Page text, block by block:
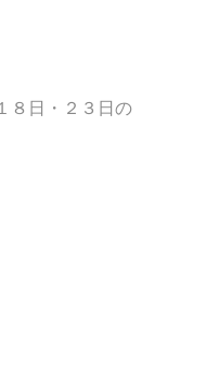
８日・２３日の